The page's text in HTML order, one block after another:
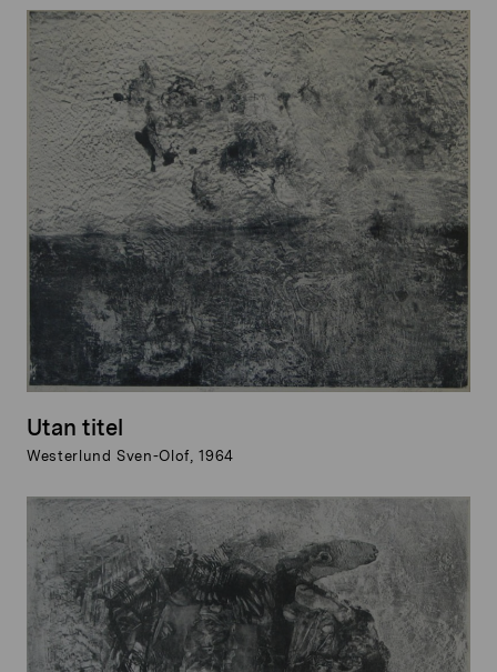
Utan titel
Westerlund Sven-Olof, 1964